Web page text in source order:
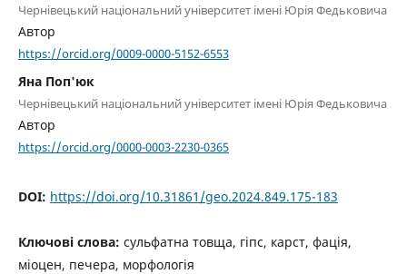
Чернівецький національний університет імені Юрія Федьковича
Автор
https://orcid.org/0009-0000-5152-6553
Яна Поп'юк
Чернівецький національний університет імені Юрія Федьковича
Автор
https://orcid.org/0000-0003-2230-0365
DOI: https://doi.org/10.31861/geo.2024.849.175-183
Ключові слова: сульфатна товща, гіпс, карст, фація,
міоцен, печера, морфологія